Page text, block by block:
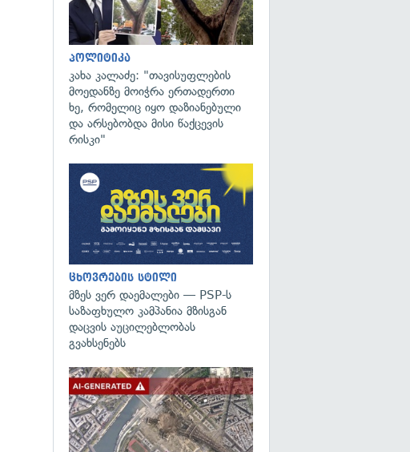
პოლიტიკა
კახა კალაძე: "თავისუფლების
მოედანზე მოიჭრა ერთადერთი
ხე, რომელიც იყო დაზიანებული
და არსებობდა მისი წაქცევის
რისკი"
ცხოვრების სტილი
მზეს ვერ დაემალები — PSP-ს
საზაფხულო კამპანია მზისგან
დაცვის აუცილებლობას
გვახსენებს